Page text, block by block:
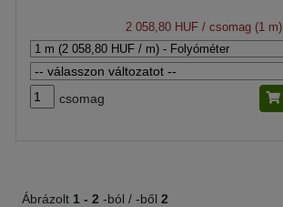
2 058,80 HUF / csomag (1 m)
csomag
Ábrázolt 1 - 2 -ból / -ből 2